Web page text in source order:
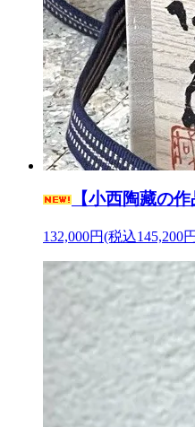
【小西陶藏の
132,000円(税込145,200